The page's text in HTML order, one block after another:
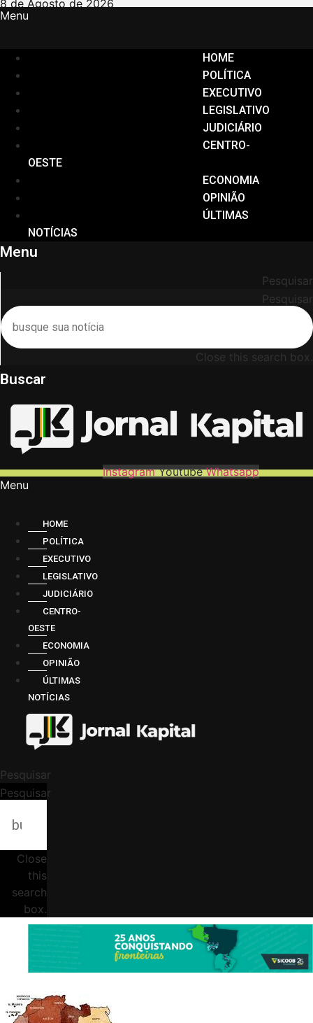
Ir
para
conteúdo
8 de Agosto de 2026
Menu
HOME
POLÍTICA
EXECUTIVO
LEGISLATIVO
JUDICIÁRIO
CENTRO-
OESTE
ECONOMIA
OPINIÃO
ÚLTIMAS
NOTÍCIAS
Menu
Pesquisar
Pesquisar
Close this search box.
Buscar
Instagram Youtube Whatsapp
Menu
HOME
POLÍTICA
EXECUTIVO
LEGISLATIVO
JUDICIÁRIO
CENTRO-
OESTE
ECONOMIA
OPINIÃO
ÚLTIMAS
NOTÍCIAS
Pesquisar
Pesquisar
Close
this
search
box.